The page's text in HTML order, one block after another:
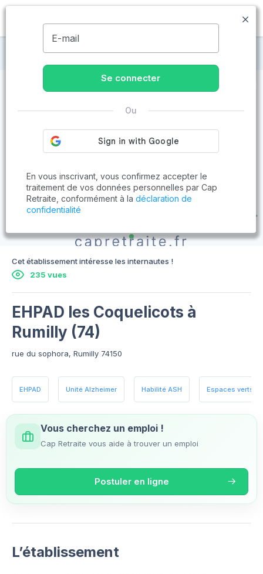
MENU
Maisons de retraite à Rumilly
Cet établissement intéresse les internautes !
235 vues
EHPAD les Coquelicots à
Rumilly (74)
rue du sophora, Rumilly 74150
EHPAD Unité Alzheimer Habilité ASH Espaces verts
Vous cherchez un emploi !
Cap Retraite vous aide à trouver un emploi
Postuler en ligne
L’établissement
E-mail
Se connecter
Ou
En vous inscrivant, vous confirmez accepter le
traitement de vos données personnelles par Cap
Retraite, conformément à la déclaration de
confidentialité